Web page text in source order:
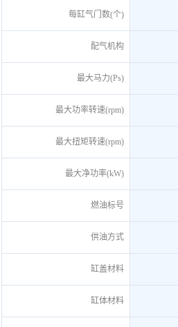
每缸气门数(个)
配气机构
最大马力(Ps)
最大功率转速(rpm)
最大扭矩转速(rpm)
最大净功率(kW)
燃油标号
供油方式
缸盖材料
缸体材料